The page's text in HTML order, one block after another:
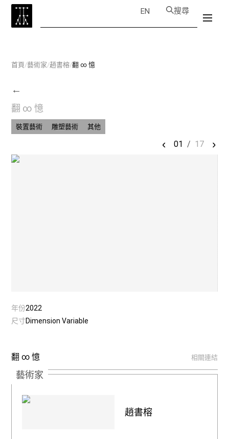
EN 搜尋
首頁/藝術家/趙書榕/翻 ∞ 憶
←
翻 ∞ 憶
裝置藝術 雕塑藝術 其他
‹ 01 / 17 ›
年份2022
尺寸Dimension Variable
翻 ∞ 憶 相關連結
藝術家
趙書榕